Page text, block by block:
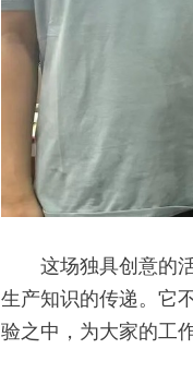
这场独具创意的活
生产知识的传递。它
验之中，为大家的工